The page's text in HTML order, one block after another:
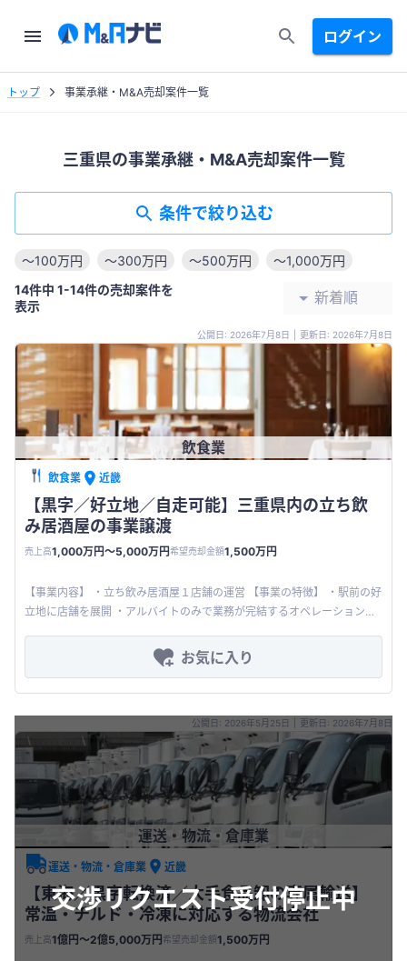
ログイン
トップ 事業承継・M&A売却案件一覧
三重県の事業承継・M&A売却案件一覧
条件で絞り込む
〜100万円 〜300万円 〜500万円
〜1,000万円
14件中 1-14件の売却案件を
表示
新着順
公開日: 2026年7月8日 更新日: 2026年7月8日
飲食業
飲食業 近畿
【黒字／好立地／自走可能】三重県内の立ち飲
み居酒屋の事業譲渡
売上高1,000万円〜5,000万円希望売却金額1,500万円
【事業内容】 ・立ち飲み居酒屋１店舗の運営 【事業の特徴】 ・駅前の好
立地に店舗を展開 ・アルバイトのみで業務が完結するオペレーション体
お気に入り
交渉リクエスト受付停止中
公開日: 2026年5月25日 更新日: 2026年7月8日
運送・物流・倉庫業
運送・物流・倉庫業 近畿
【東海／黒字転換済／大手食品卸の専属輸送】
常温・チルド・冷凍に対応する物流会社
売上高1億円〜2億5,000万円 希望売却金額1,500万円